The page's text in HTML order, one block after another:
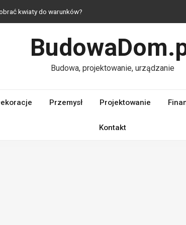
kwiaty do warunków?
i estetyczne rozwiązania do domu
— komfort nawet na niewielkim metrażu
ich jakość ma kluczowe znaczenie dla wydajności
Budowa, projektowanie, urządzanie
Przemysł Projektowanie
Kontakt